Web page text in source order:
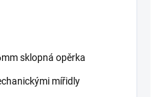
sklopná opěrka
mířidly